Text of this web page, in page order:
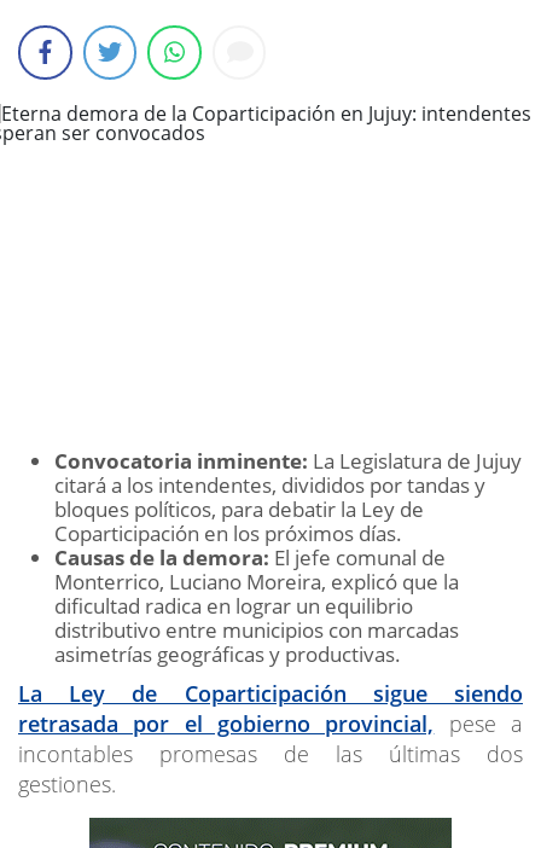
Convocatoria inminente: La Legislatura de Jujuy
citará a los intendentes, divididos por tandas y
bloques políticos, para debatir la Ley de
Coparticipación en los próximos días.
Causas de la demora: El jefe comunal de
Monterrico, Luciano Moreira, explicó que la
dificultad radica en lograr un equilibrio
distributivo entre municipios con marcadas
asimetrías geográficas y productivas.
La Ley de Coparticipación sigue siendo
retrasada por el gobierno provincial, pese a
incontables promesas de las últimas dos
gestiones.